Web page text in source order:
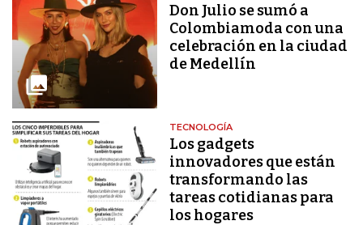
Don Julio se sumó a
Colombiamoda con una
celebración en la ciudad
de Medellín
TECNOLOGÍA
Los gadgets
innovadores que están
transformando las
tareas cotidianas para
los hogares